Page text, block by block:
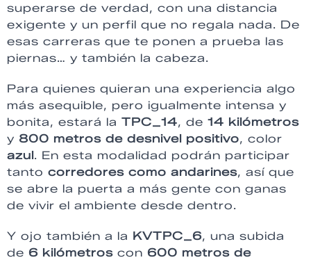
superarse de verdad, con una distancia
exigente y un perfil que no regala nada. De
esas carreras que te ponen a prueba las
piernas… y también la cabeza.
Para quienes quieran una experiencia algo
más asequible, pero igualmente intensa y
bonita, estará la TPC_14, de 14 kilómetros
y 800 metros de desnivel positivo, color
azul. En esta modalidad podrán participar
tanto corredores como andarines, así que
se abre la puerta a más gente con ganas
de vivir el ambiente desde dentro.
Y ojo también a la KVTPC_6, una subida
de 6 kilómetros con 600 metros de